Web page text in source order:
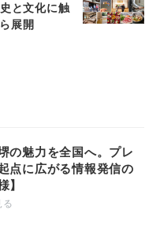
と文化に触
展開
の魅力を全国へ。プレ
点に広がる情報発信の
】
る